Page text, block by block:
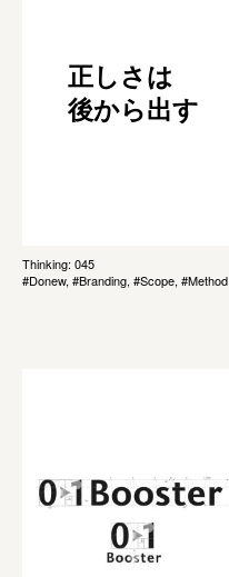
正しさは
後から出す
Thinking: 045
#Donew, #Branding, #Scope, #Method